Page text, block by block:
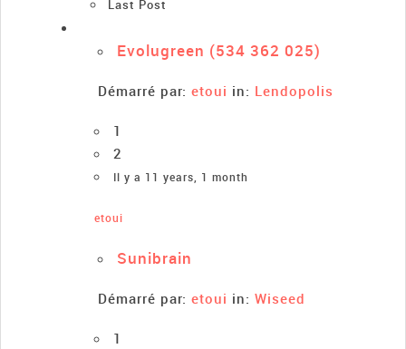
Last Post
Evolugreen (534 362 025)
Démarré par: etoui in: Lendopolis
1
2
Il y a 11 years, 1 month
etoui
Sunibrain
Démarré par: etoui in: Wiseed
1